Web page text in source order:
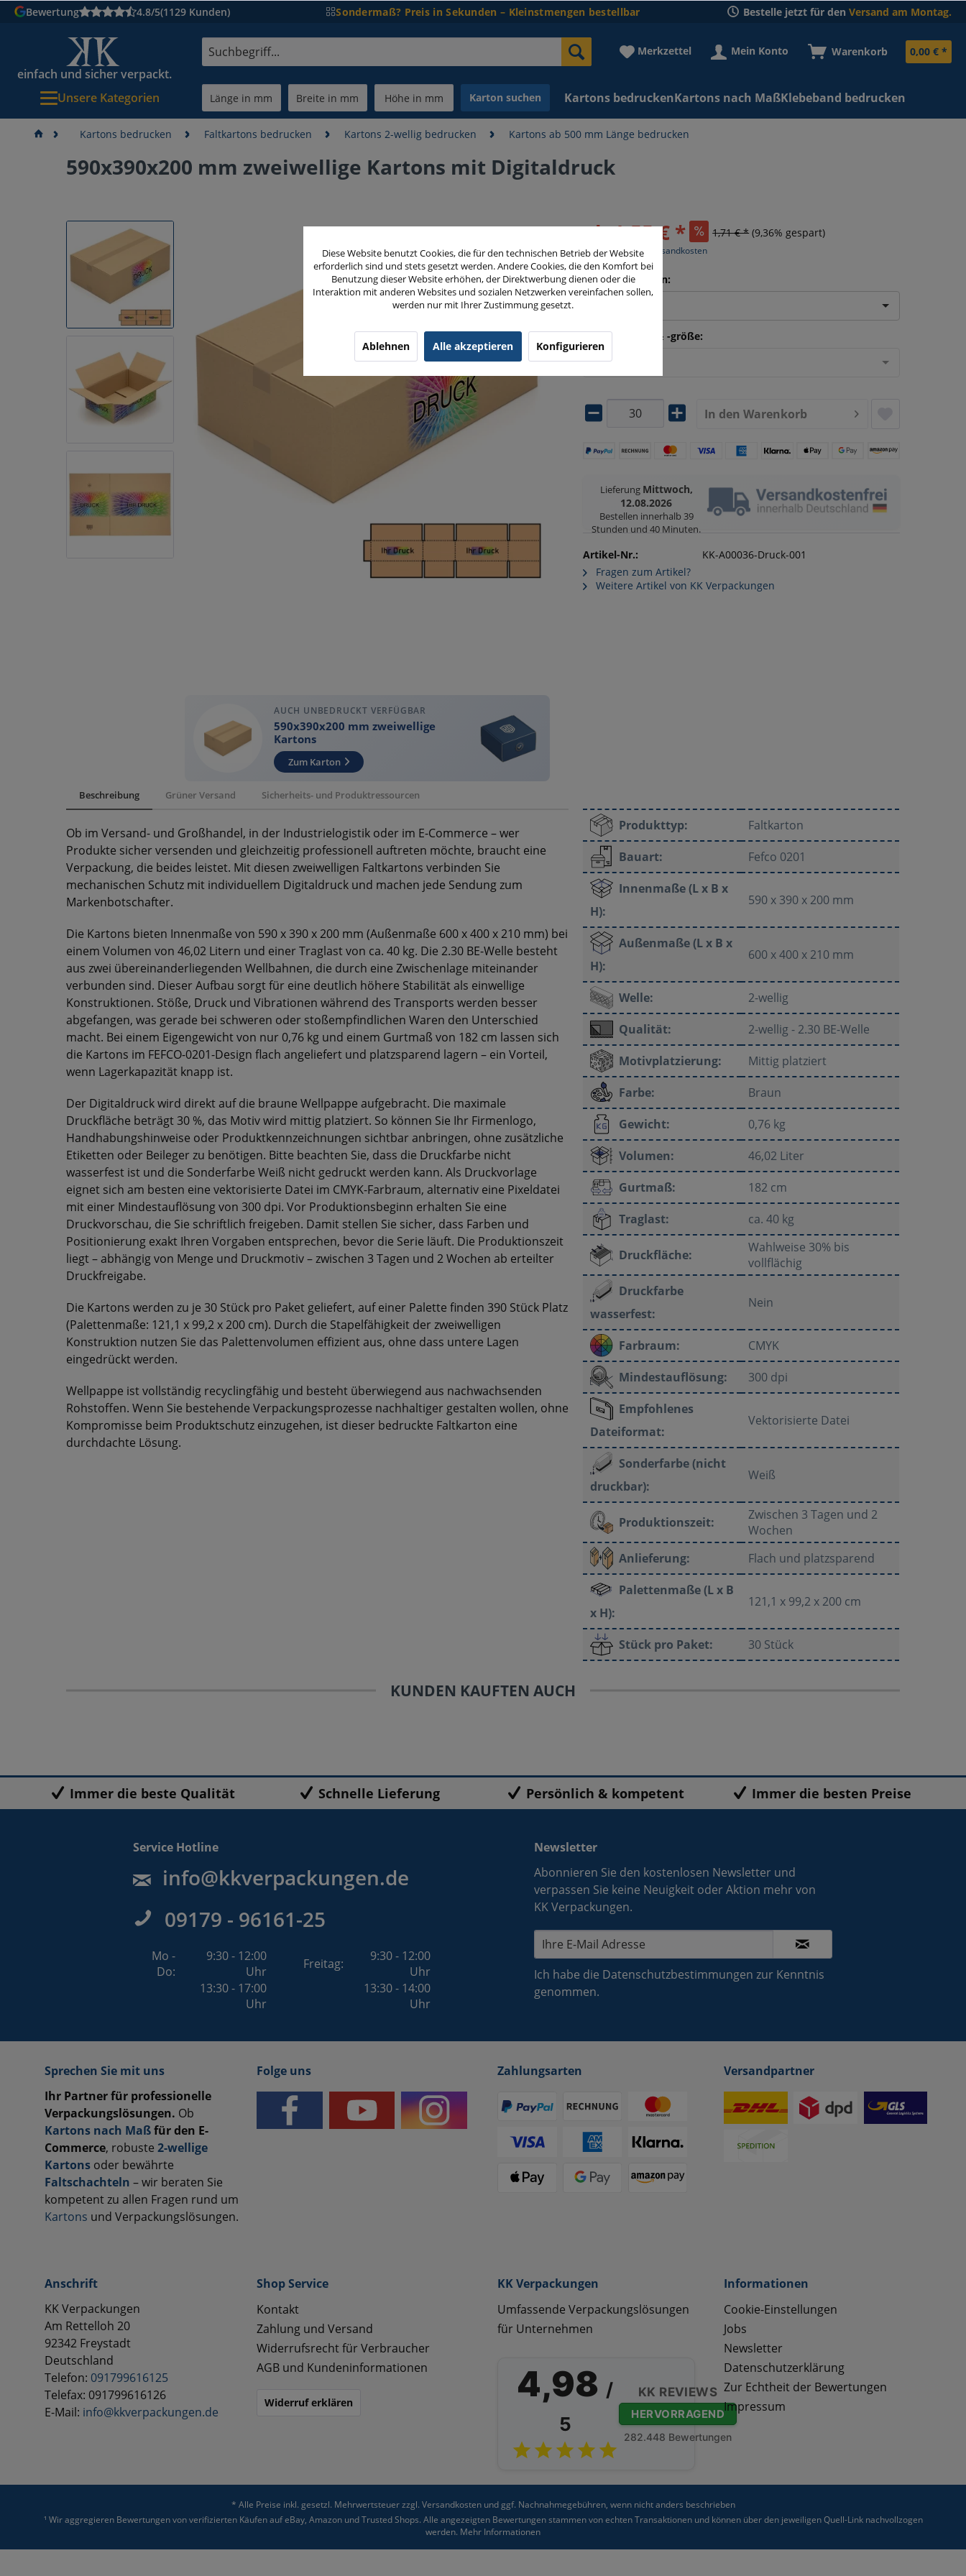
Bewertung 4.8/5(1129 Kunden) Sondermaß? Preis in Sekunden – Kleinstmengen bestellbar Bestelle jetzt für den Versand am Montag.
einfach und sicher verpackt.
Merkzettel Mein Konto Warenkorb 0,00 € *
Unsere Kategorien Karton suchen Kartons bedruckenKartons nach MaßKlebeband bedrucken
Kartons bedrucken Faltkartons bedrucken Kartons 2-wellig bedrucken Kartons ab 500 mm Länge bedrucken
590x390x200 mm zweiwellige Kartons mit Digitaldruck
ab 1,55 € * 1,71 € * (9,36% gespart)
inkl. MwSt.zzgl. Versandkosten
Lieferung Mittwoch,
12.08.2026
Bestellen innerhalb 39
Stunden und 40 Minuten.
Bedruckte Seiten:
Druckposition & -größe:
Bitte wählen
In den Warenkorb
Artikel-Nr.:
KK-A00036-Druck-001
Fragen zum Artikel?
Weitere Artikel von KK Verpackungen
AUCH UNBEDRUCKT VERFÜGBAR
590x390x200 mm zweiwellige
Kartons
Zum Karton
Beschreibung Grüner Versand Sicherheits- und Produktressourcen
Ob im Versand- und Großhandel, in der Industrielogistik oder im E-Commerce – wer
Produkte sicher versenden und gleichzeitig professionell auftreten möchte, braucht eine
Verpackung, die beides leistet. Mit diesen zweiwelligen Faltkartons verbinden Sie
mechanischen Schutz mit individuellem Digitaldruck und machen jede Sendung zum
Markenbotschafter.
Die Kartons bieten Innenmaße von 590 x 390 x 200 mm (Außenmaße 600 x 400 x 210 mm) bei
einem Volumen von 46,02 Litern und einer Traglast von ca. 40 kg. Die 2.30 BE-Welle besteht
aus zwei übereinanderliegenden Wellbahnen, die durch eine Zwischenlage miteinander
verbunden sind. Dieser Aufbau sorgt für eine deutlich höhere Stabilität als einwellige
Konstruktionen. Stöße, Druck und Vibrationen während des Transports werden besser
abgefangen, was gerade bei schweren oder stoßempfindlichen Waren den Unterschied
macht. Bei einem Eigengewicht von nur 0,76 kg und einem Gurtmaß von 182 cm lassen sich
die Kartons im FEFCO-0201-Design flach angeliefert und platzsparend lagern – ein Vorteil,
wenn Lagerkapazität knapp ist.
Der Digitaldruck wird direkt auf die braune Wellpappe aufgebracht. Die maximale
Druckfläche beträgt 30 %, das Motiv wird mittig platziert. So können Sie Ihr Firmenlogo,
Handhabungshinweise oder Produktkennzeichnungen sichtbar anbringen, ohne zusätzliche
Etiketten oder Beileger zu benötigen. Bitte beachten Sie, dass die Druckfarbe nicht
wasserfest ist und die Sonderfarbe Weiß nicht gedruckt werden kann. Als Druckvorlage
eignet sich am besten eine vektorisierte Datei im CMYK-Farbraum, alternativ eine Pixeldatei
mit einer Mindestauflösung von 300 dpi. Vor Produktionsbeginn erhalten Sie eine
Druckvorschau, die Sie schriftlich freigeben. Damit stellen Sie sicher, dass Farben und
Positionierung exakt Ihren Vorgaben entsprechen, bevor die Serie läuft. Die Produktionszeit
liegt – abhängig von Menge und Druckmotiv – zwischen 3 Tagen und 2 Wochen ab erteilter
Druckfreigabe.
Die Kartons werden zu je 30 Stück pro Paket geliefert, auf einer Palette finden 390 Stück Platz
(Palettenmaße: 121,1 x 99,2 x 200 cm). Durch die Stapelfähigkeit der zweiwelligen
Konstruktion nutzen Sie das Palettenvolumen effizient aus, ohne dass untere Lagen
eingedrückt werden.
Wellpappe ist vollständig recyclingfähig und besteht überwiegend aus nachwachsenden
Rohstoffen. Wenn Sie bestehende Verpackungsprozesse nachhaltiger gestalten wollen, ohne
Kompromisse beim Produktschutz einzugehen, ist dieser bedruckte Faltkarton eine
durchdachte Lösung.
Produkttyp:
Faltkarton
Bauart:
Fefco 0201
Innenmaße (L x B x
H):
590 x 390 x 200 mm
Außenmaße (L x B x
H):
600 x 400 x 210 mm
Welle:
2-wellig
Qualität:
2-wellig - 2.30 BE-Welle
Motivplatzierung:
Mittig platziert
Farbe:
Braun
Gewicht:
0,76 kg
Volumen:
46,02 Liter
Gurtmaß:
182 cm
Traglast:
ca. 40 kg
Druckfläche:
Wahlweise 30% bis
vollflächig
Druckfarbe
wasserfest:
Nein
Farbraum:
CMYK
Mindestauflösung:
300 dpi
Empfohlenes
Dateiformat:
Vektorisierte Datei
Sonderfarbe (nicht
druckbar):
Weiß
Produktionszeit:
Zwischen 3 Tagen und 2
Wochen
Anlieferung:
Flach und platzsparend
Palettenmaße (L x B
x H):
121,1 x 99,2 x 200 cm
Stück pro Paket: 30 Stück
KUNDEN KAUFTEN AUCH
Immer die beste Qualität Schnelle Lieferung Persönlich & kompetent Immer die besten Preise
Service Hotline
info@kkverpackungen.de
09179 - 96161-25
Mo -
Do:
9:30 - 12:00
Uhr
Freitag:
9:30 - 12:00
Uhr
13:30 - 17:00
Uhr
13:30 - 14:00
Uhr
Newsletter
Abonnieren Sie den kostenlosen Newsletter und
verpassen Sie keine Neuigkeit oder Aktion mehr von
KK Verpackungen.
Ich habe die Datenschutzbestimmungen zur Kenntnis
genommen.
Sprechen Sie mit uns
Ihr Partner für professionelle
Verpackungslösungen. Ob
Kartons nach Maßfür den E-
Commerce, robuste 2-wellige
Kartons oder bewährte
Faltschachteln – wir beraten Sie
kompetent zu allen Fragen rund um
Kartons und Verpackungslösungen.
Folge uns Zahlungsarten Versandpartner
Anschrift
KK Verpackungen
Am Rettelloh 20
92342 Freystadt
Deutschland
Telefon: 091799616125
Telefax: 091799616126
E-Mail: info@kkverpackungen.de
Shop Service
Kontakt
Zahlung und Versand
Widerrufsrecht für Verbraucher
AGB und Kundeninformationen
Widerruf erklären
KK Verpackungen
Umfassende Verpackungslösungen
für Unternehmen
4,98 /
5
KK REVIEWS
HERVORRAGEND
282.448 Bewertungen
Informationen
Cookie-Einstellungen
Jobs
Newsletter
Datenschutzerklärung
Zur Echtheit der Bewertungen
Impressum
* Alle Preise inkl. gesetzl. Mehrwertsteuer zzgl. Versandkostenund ggf. Nachnahmegebühren, wenn nicht anders beschrieben
¹ Wir aggregieren Bewertungen von verifizierten Käufen auf eBay, Amazon und Trusted Shops. Alle angezeigten Bewertungen stammen von echten Transaktionen und können über den jeweiligen Quell-Link nachvollzogen
werden. Mehr Informationen
Diese Website benutzt Cookies, die für den technischen Betrieb der Website
erforderlich sind und stets gesetzt werden. Andere Cookies, die den Komfort bei
Benutzung dieser Website erhöhen, der Direktwerbung dienen oder die
Interaktion mit anderen Websites und sozialen Netzwerken vereinfachen sollen,
werden nur mit Ihrer Zustimmung gesetzt.
Ablehnen Alle akzeptieren Konfigurieren